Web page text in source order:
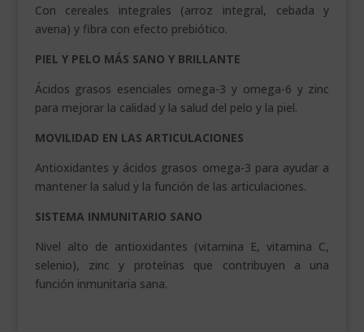
Con cereales integrales (arroz integral, cebada y
avena) y fibra con efecto prebiótico.
PIEL Y PELO MÁS SANO Y BRILLANTE
Ácidos grasos esenciales omega-3 y omega-6 y zinc
para mejorar la calidad y la salud del pelo y la piel.
MOVILIDAD EN LAS ARTICULACIONES
Antioxidantes y ácidos grasos omega-3 para ayudar a
mantener la salud y la función de las articulaciones.
SISTEMA INMUNITARIO SANO
Nivel alto de antioxidantes (vitamina E, vitamina C,
selenio), zinc y proteínas que contribuyen a una
función inmunitaria sana.